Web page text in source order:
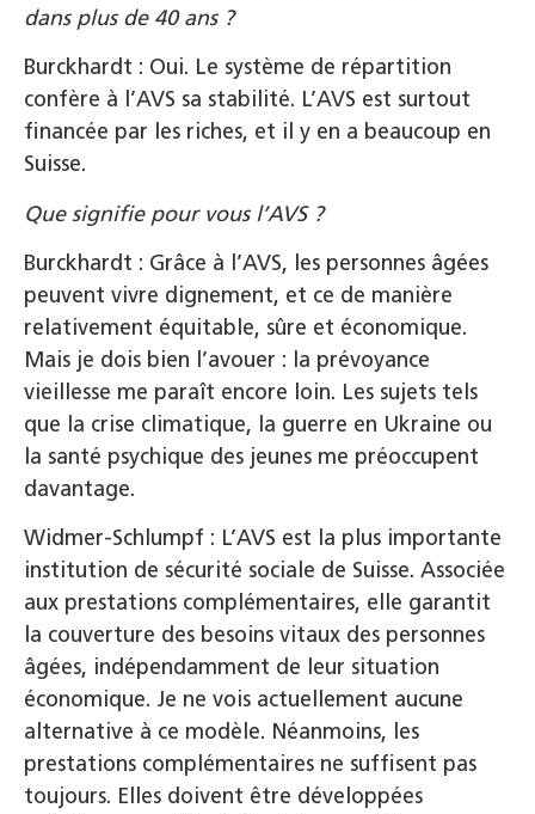
dans plus de 40 ans ?
Burckhardt : Oui. Le système de répartition
confère à l’AVS sa stabilité. L’AVS est surtout
financée par les riches, et il y en a beaucoup en
Suisse.
Que signifie pour vous l’AVS ?
Burckhardt : Grâce à l’AVS, les personnes âgées
peuvent vivre dignement, et ce de manière
relativement équitable, sûre et économique.
Mais je dois bien l’avouer : la prévoyance
vieillesse me paraît encore loin. Les sujets tels
que la crise climatique, la guerre en Ukraine ou
la santé psychique des jeunes me préoccupent
davantage.
Widmer-Schlumpf : L’AVS est la plus importante
institution de sécurité sociale de Suisse. Associée
aux prestations complémentaires, elle garantit
la couverture des besoins vitaux des personnes
âgées, indépendamment de leur situation
économique. Je ne vois actuellement aucune
alternative à ce modèle. Néanmoins, les
prestations complémentaires ne suffisent pas
toujours. Elles doivent être développées